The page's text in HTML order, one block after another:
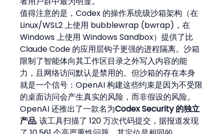
值得注意的是，Codex 的操作系统级沙箱架构（在
Linux/WSL2 上使用 bubblewrap (bwrap)，在
Windows 上使用 Windows Sandbox）提供了比
Claude Code 的应用层钩子更强的进程隔离。沙箱
限制了智能体向其工作区目录之外写入内容的能
力，且网络访问默认是禁用的。但沙箱的存在本身
就是一个信号：OpenAI 构建这些约束是因为不受限
的桌面访问会产生真实的风险，而非假设的风险。
OpenAI 还推出了一款名为Codex Security 的独立
产品, 该工具扫描了 120 万次代码提交，据报道发现